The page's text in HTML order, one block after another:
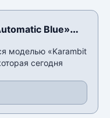
Blue»
моделью «Karambit
сегодня